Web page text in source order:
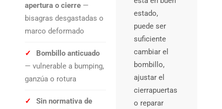
apertura o cierre —
bisagras desgastadas o
marco deformado
✓
Bombillo anticuado
— vulnerable a bumping,
ganzúa o rotura
✓
Sin normativa de
estado,
puede ser
suficiente
cambiar el
bombillo,
ajustar el
cierrapuertas
o reparar